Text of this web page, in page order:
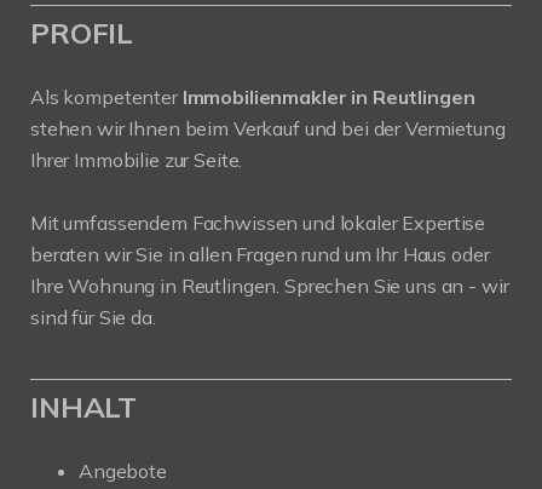
PROFIL
Als kompetenter Immobilienmakler in Reutlingen
stehen wir Ihnen beim Verkauf und bei der Vermietung
Ihrer Immobilie zur Seite.
Mit umfassendem Fachwissen und lokaler Expertise
beraten wir Sie in allen Fragen rund um Ihr Haus oder
Ihre Wohnung in Reutlingen. Sprechen Sie uns an - wir
sind für Sie da.
INHALT
Angebote